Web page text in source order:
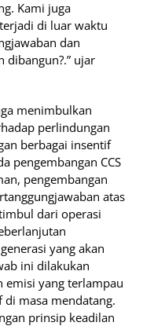
Kami juga
di luar waktu
dan
dibangun?.” ujar
menimbulkan
perlindungan
berbagai insentif
pengembangan CCS
pengembangan
atas
dari operasi
yang akan
ini dilakukan
emisi yang terlampau
masa mendatang.
prinsip keadilan